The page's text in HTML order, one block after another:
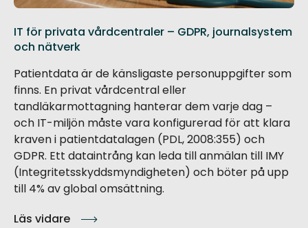
IT för privata vårdcentraler – GDPR, journalsystem
och nätverk
Patientdata är de känsligaste personuppgifter som
finns. En privat vårdcentral eller
tandläkarmottagning hanterar dem varje dag –
och IT-miljön måste vara konfigurerad för att klara
kraven i patientdatalagen (PDL, 2008:355) och
GDPR. Ett dataintrång kan leda till anmälan till IMY
(Integritetsskyddsmyndigheten) och böter på upp
till 4% av global omsättning.
Läs vidare